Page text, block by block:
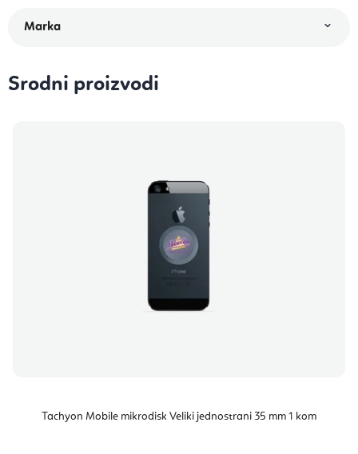
Srodni proizvodi
Tachyon Mobile mikrodisk Veliki jednostrani 35 mm 1 kom